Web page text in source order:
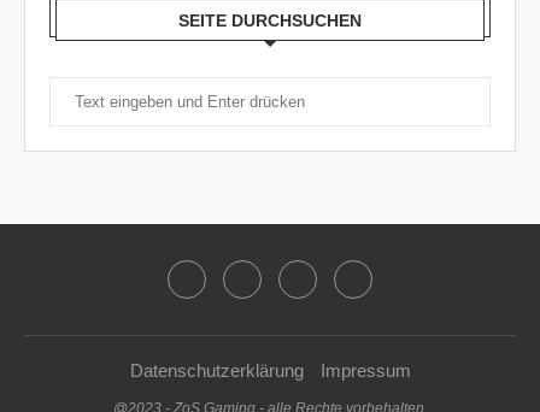
SEITE DURCHSUCHEN
Datenschutzerklärung Impressum
@2023 - ZoS Gaming - alle Rechte vorbehalten.